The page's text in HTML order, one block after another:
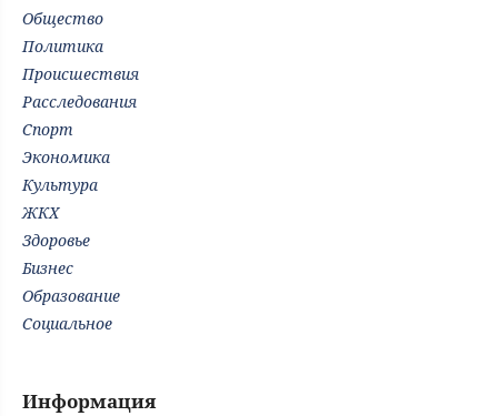
Общество
Политика
Происшествия
Расследования
Спорт
Экономика
Культура
ЖКХ
Здоровье
Бизнес
Образование
Социальное
Информация